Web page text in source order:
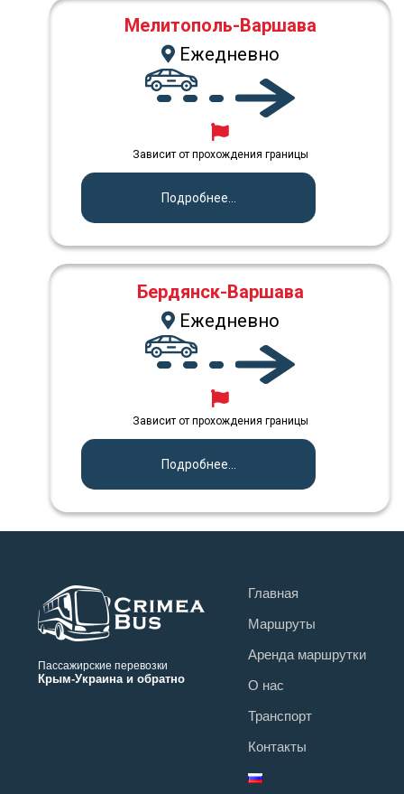
Мелитополь-Варшава
Ежедневно
Зависит от прохождения границы
Подробнее...
Бердянск-Варшава
Ежедневно
Зависит от прохождения границы
Подробнее...
Пассажирские перевозки
Крым-Украина и обратно
Главная
Маршруты
Аренда маршрутки
О нас
Транспорт
Контакты